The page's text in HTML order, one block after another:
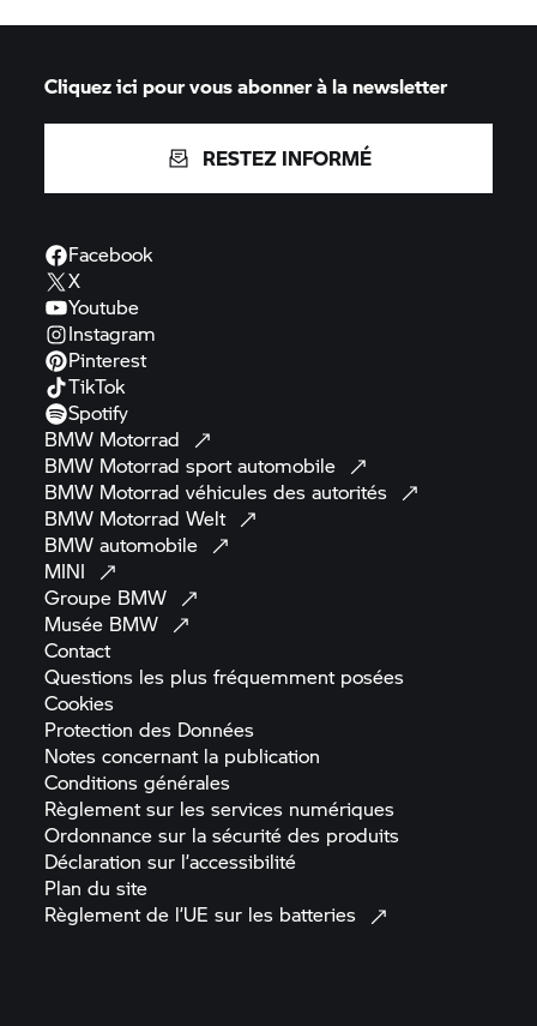
Cliquez ici pour vous abonner à la newsletter
RESTEZ INFORMÉ
Facebook
X
Youtube
Instagram
Pinterest
TikTok
Spotify
BMW Motorrad
BMW Motorrad sportautomobile
BMW Motorrad véhicules desautorités
BMW Motorrad Welt
BMWautomobile
MINI
Groupe BMW
Musée BMW
Contact
Questions les plus fréquemment posées
Cookies
Protection des Données
Notes concernant la publication
Conditionsgénérales
Règlement sur les services numériques
Ordonnance sur la sécurité des produits
Déclaration sur l’accessibilité
Plan dusite
Règlement de l’UE sur les batteries